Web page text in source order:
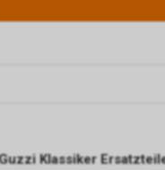
Klassiker